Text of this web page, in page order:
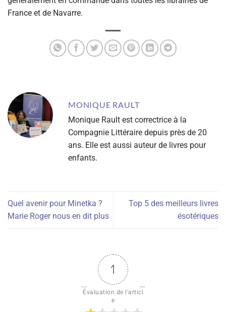
France et de Navarre.
MONIQUE RAULT
Monique Rault est correctrice à la
Compagnie Littéraire depuis près de 20
ans. Elle est aussi auteur de livres pour
enfants.
Quel avenir pour Minetka ?
Marie Roger nous en dit plus
Top 5 des meilleurs livres
ésotériques
1
Évaluation de l'articl
e